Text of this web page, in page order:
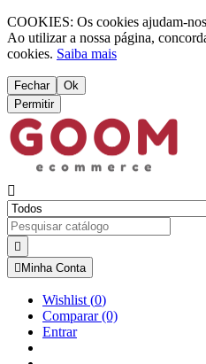
COOKIES: Os cookies ajudam-
Ao utilizar a nossa página,
cookies. Saiba mais
Fechar
Ok
Permitir


 Minha Conta
Wishlist (0)
Comparar(0)
Entrar